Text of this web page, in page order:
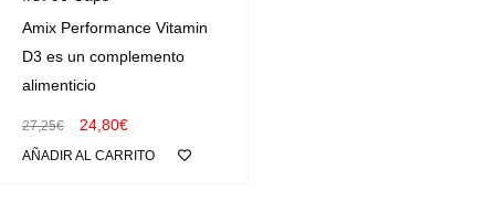
Amix Performance Vitamin
D3 es un complemento
alimenticio
27,25€ 24,80€
AÑADIR AL CARRITO